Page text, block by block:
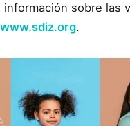
información sobre las
www.sdiz.org.